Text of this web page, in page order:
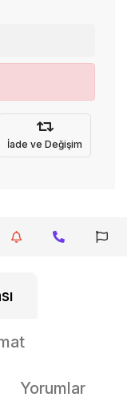
İade ve Değişim
Yorumlar